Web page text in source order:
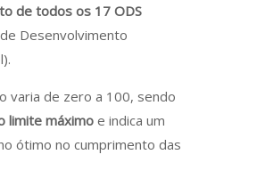
de todos os 17 ODS
Desenvolvimento
varia de zero a 100, sendo
limite máximo e indica um
ótimo no cumprimento das